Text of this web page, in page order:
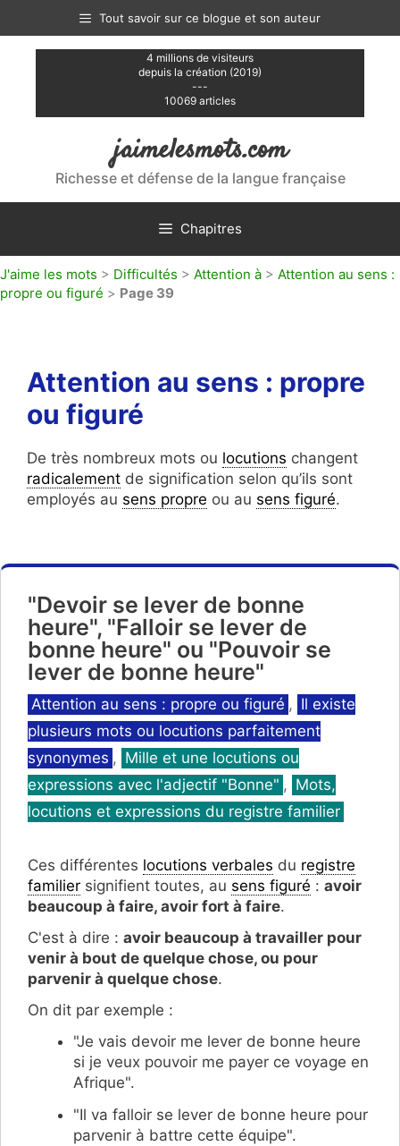
contenu
Tout savoir sur ce blogue et son auteur
4 millions de visiteurs
depuis la création (2019)
---
10069 articles
jaimelesmots.com
Richesse et défense de la langue française
Chapitres
J'aime les mots > Difficultés > Attention à > Attention au sens :
propre ou figuré > Page 39
Attention au sens : propre
ou figuré
De très nombreux mots ou locutions changent
radicalement de signification selon qu’ils sont
employés au sens propre ou au sens figuré.
"Devoir se lever de bonne
heure", "Falloir se lever de
bonne heure" ou "Pouvoir se
lever de bonne heure"
Catégories
Attention au sens : propre ou figuré , Il existe
plusieurs mots ou locutions parfaitement
synonymes , Mille et une locutions ou
expressions avec l'adjectif "Bonne" , Mots,
locutions et expressions du registre familier
Ces différentes locutions verbales du registre
familier signifient toutes, au sens figuré : avoir
beaucoup à faire, avoir fort à faire.
C'est à dire : avoir beaucoup à travailler pour
venir à bout de quelque chose, ou pour
parvenir à quelque chose.
On dit par exemple :
"Je vais devoir me lever de bonne heure
si je veux pouvoir me payer ce voyage en
Afrique".
"Il va falloir se lever de bonne heure pour
parvenir à battre cette équipe".